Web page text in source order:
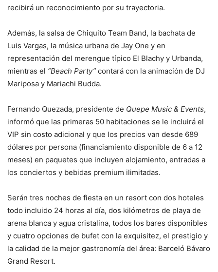
recibirá un reconocimiento por su trayectoria.
Además, la salsa de Chiquito Team Band, la bachata de
Luis Vargas, la música urbana de Jay One y en
representación del merengue típico El Blachy y Urbanda,
mientras el “Beach Party” contará con la animación de DJ
Mariposa y Mariachi Budda.
Fernando Quezada, presidente de Quepe Music & Events,
informó que las primeras 50 habitaciones se le incluirá el
VIP sin costo adicional y que los precios van desde 689
dólares por persona (financiamiento disponible de 6 a 12
meses) en paquetes que incluyen alojamiento, entradas a
los conciertos y bebidas premium ilimitadas.
Serán tres noches de fiesta en un resort con dos hoteles
todo incluido 24 horas al día, dos kilómetros de playa de
arena blanca y agua cristalina, todos los bares disponibles
y cuatro opciones de bufet con la exquisitez, el prestigio y
la calidad de la mejor gastronomía del área: Barceló Bávaro
Grand Resort.